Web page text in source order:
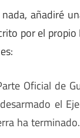
añadiré
por el
Oficial de
el
ha terminado.